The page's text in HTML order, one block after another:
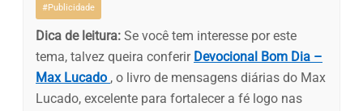
#Publicidade
Dica de leitura: Se você tem interesse por este
tema, talvez queira conferir Devocional Bom Dia –
Max Lucado , o livro de mensagens diárias do Max
Lucado, excelente para fortalecer a fé logo nas